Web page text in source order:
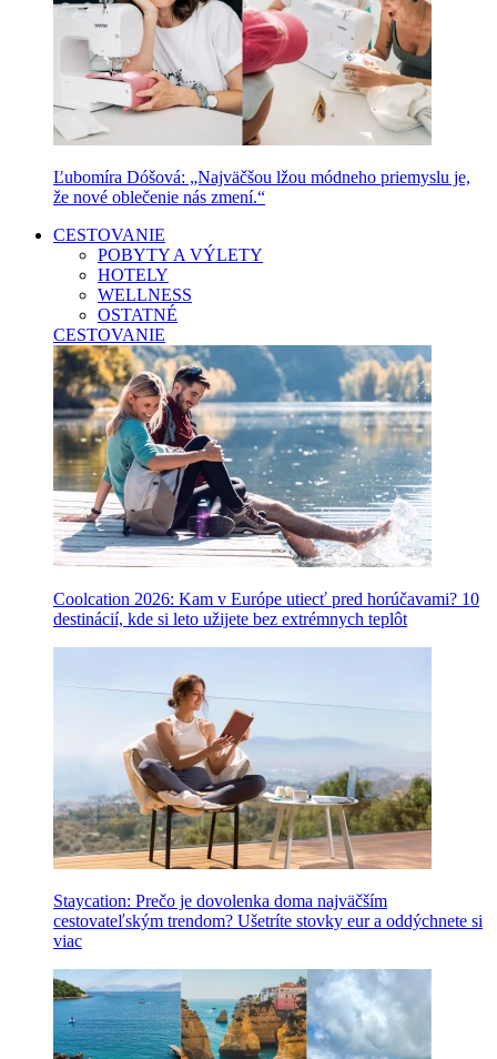
Ľubomíra Dóšová: „Najväčšou lžou módneho priemyslu je,
že nové oblečenie nás zmení.“
CESTOVANIE
POBYTY A VÝLETY
HOTELY
WELLNESS
OSTATNÉ
CESTOVANIE
Coolcation 2026: Kam v Európe utiecť pred horúčavami? 10
destinácií, kde si leto užijete bez extrémnych teplôt
Staycation: Prečo je dovolenka doma najväčším
cestovateľským trendom? Ušetríte stovky eur a oddýchnete si
viac